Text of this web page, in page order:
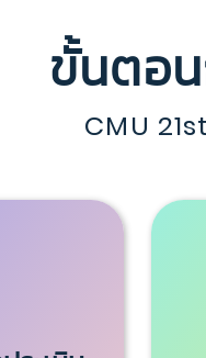
ขั้นตอ
CMU